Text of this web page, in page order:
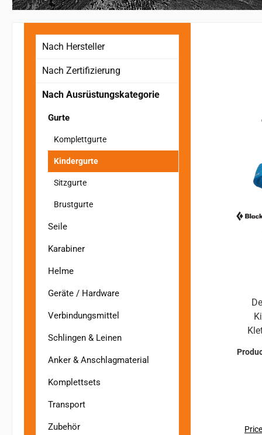
Nach Hersteller
Nach Zertifizierung
Nach Ausrüstungskategorie
Gurte
Komplettgurte
Kindergurte
Sitzgurte
Brustgurte
Seile
Karabiner
Helme
Geräte / Hardware
Verbindungsmittel
Schlingen & Leinen
Anker & Anschlagmaterial
Komplettsets
Transport
Zubehör